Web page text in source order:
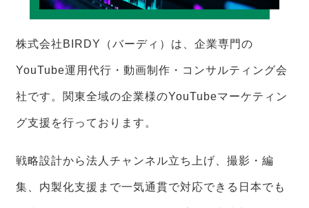
株式会社BIRDY（バーディ）は、企業専門の
YouTube運用代行・動画制作・コンサルティング会
社です。関東全域の企業様のYouTubeマーケティン
グ支援を行っております。
戦略設計から法人チャンネル立ち上げ、撮影・編
集、内製化支援まで一気通貫で対応できる日本でも